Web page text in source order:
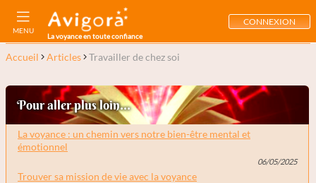
MENU
La voyance en toute confiance
CONNEXION
Accueil Articles Travailler de chez soi
Pour aller plus loin...
La voyance : un chemin vers notre bien-être mental et
émotionnel
06/05/2025
Trouver sa mission de vie avec la voyance